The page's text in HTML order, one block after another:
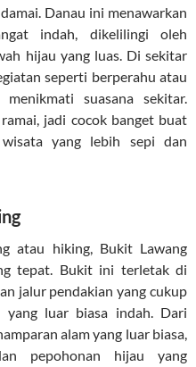
Danau ini menawarkan
indah, dikelilingi oleh
hijau yang luas. Di sekitar
seperti berperahu atau
suasana sekitar.
jadi cocok banget buat
yang lebih sepi dan
atau hiking, Bukit Lawang
tepat. Bukit ini terletak di
jalur pendakian yang cukup
yang luar biasa indah. Dari
alam yang luar biasa,
pepohonan hijau yang